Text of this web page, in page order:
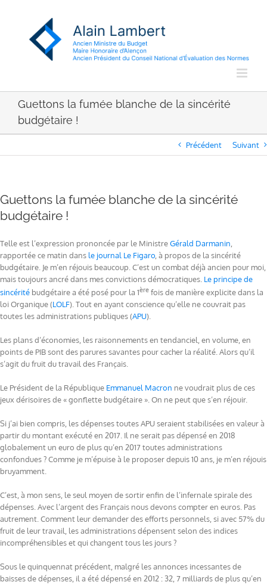
Guettons la fumée blanche de la sincérité
budgétaire !
Précédent Suivant
Guettons la fumée blanche de la sincérité
budgétaire !
Telle est l’expression prononcée par le MinistreGérald Darmanin
rapportée ce matin dans le journal Le Figaro , à propos de la sincérité
budgétaire. Je m’en réjouis beaucoup. C’est un combat déjà ancien pour moi,
mais toujours ancré dans mes convictions démocratiques. Le principe de
sincérité budgétaire a été posé pour la 1ère fois de manière explicite dans la
loi Organique (LOLF). Tout en ayant conscience qu’elle ne couvrait pas
toutes les administrations publiques (APU).
Les plans d’économies, les raisonnements en tendanciel, en volume, en
points de PIB sont des parures savantes pour cacher la réalité. Alors qu’il
s’agit du fruit du travail des Français.
Le Président de la République Emmanuel Macron ne voudrait plus de ces
jeux dérisoires de « gonflette budgétaire ». On ne peut que s’en réjouir.
Si j’ai bien compris, les dépenses toutes APU seraient stabilisées en valeur à
partir du montant exécuté en 2017. Il ne serait pas dépensé en 2018
globalement un euro de plus qu’en 2017 toutes administrations
confondues ? Comme je m’épuise à le proposer depuis 10 ans, je m’en réjouis
bruyamment.
C’est, à mon sens, le seul moyen de sortir enfin de l’infernale spirale des
dépenses. Avec l’argent des Français nous devons compter en euros. Pas
autrement. Comment leur demander des efforts personnels, si avec 57% du
fruit de leur travail, les administrations dépensent selon des indices
incompréhensibles et qui changent tous les jours ?
Sous le quinquennat précédent, malgré les annonces incessantes de
baisses de dépenses, il a été dépensé en 2012 : 32, 7 milliards de plus qu’en